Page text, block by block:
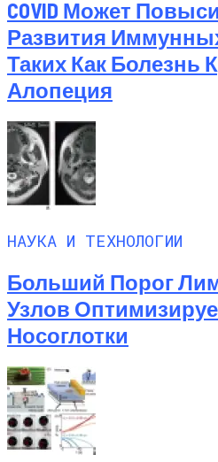
COVID Может
Развития
Таких Как Болезнь
Алопеция
НАУКА И ТЕХНОЛОГИИ
Больший Порог
Узлов
Носоглотки